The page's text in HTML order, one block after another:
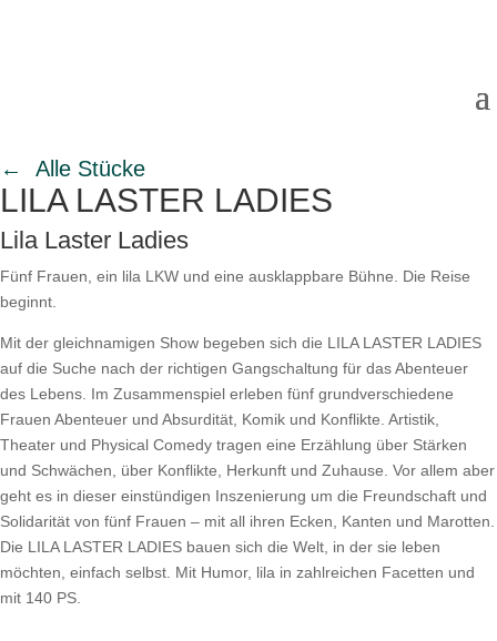
← Alle Stücke
LILA LASTER LADIES
Lila Laster Ladies
Fünf Frauen, ein lila LKW und eine ausklappbare Bühne. Die Reise
beginnt.
Mit der gleichnamigen Show begeben sich die LILA LASTER LADIES
auf die Suche nach der richtigen Gangschaltung für das Abenteuer
des Lebens. Im Zusammenspiel erleben fünf grundverschiedene
Frauen Abenteuer und Absurdität, Komik und Konflikte. Artistik,
Theater und Physical Comedy tragen eine Erzählung über Stärken
und Schwächen, über Konflikte, Herkunft und Zuhause. Vor allem aber
geht es in dieser einstündigen Inszenierung um die Freundschaft und
Solidarität von fünf Frauen – mit all ihren Ecken, Kanten und Marotten.
Die LILA LASTER LADIES bauen sich die Welt, in der sie leben
möchten, einfach selbst. Mit Humor, lila in zahlreichen Facetten und
mit 140 PS.